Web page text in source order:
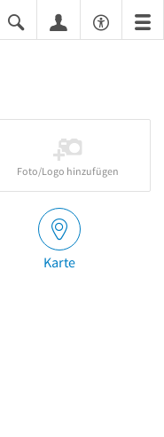
Foto/Logo hinzufügen
Karte